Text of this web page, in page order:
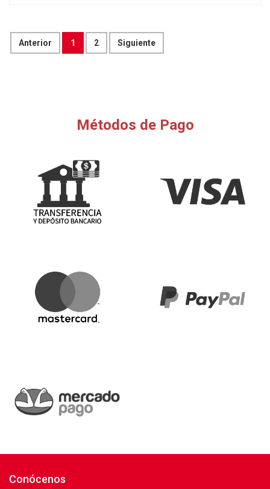
Anterior 1 2 Siguiente
Métodos de Pago
Conócenos